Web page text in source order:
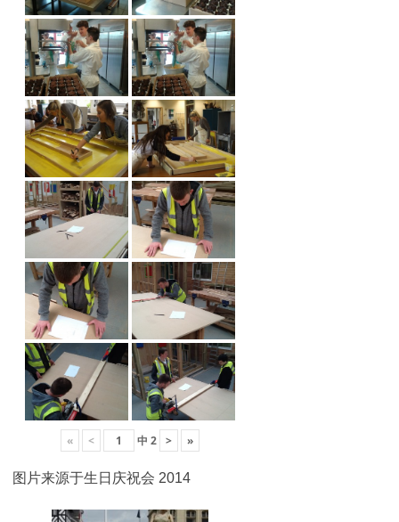
« < 中 2 > »
图片来源于生日庆祝会 2014